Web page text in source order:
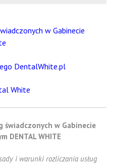
w Gabinecie
DentalWhite.pl
White
świadczonych w Gabinecie
DENTAL WHITE
i warunki rozliczania usług